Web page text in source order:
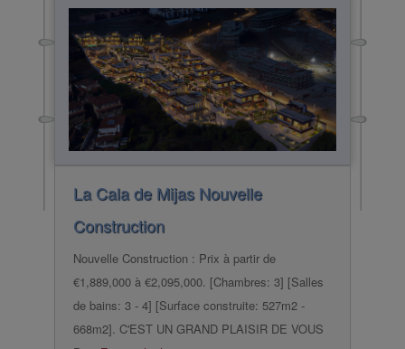
La Cala de Mijas Nouvelle
Construction
Nouvelle Construction : Prix à partir de
€1,889,000 à €2,095,000. [Chambres: 3] [Salles
de bains: 3 - 4] [Surface construite: 527m2 -
668m2]. C'EST UN GRAND PLAISIR DE VOUS